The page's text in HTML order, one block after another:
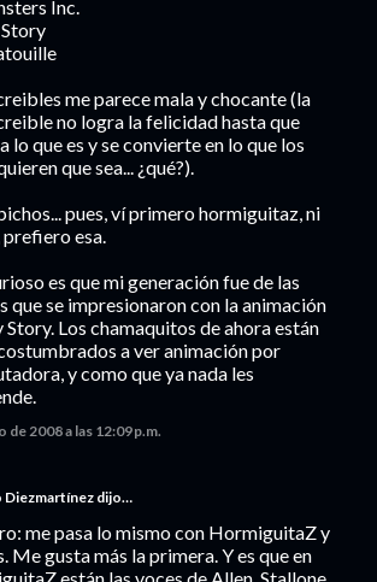
Inc.
me parece mala y chocante (la
no logra la felicidad hasta que
lo que es y se convierte en lo que los
que sea... ¿qué?).
pues, ví primero hormiguitaz, ni
esa.
es que mi generación fue de las
que se impresionaron con la animación
Story. Los chamaquitos de ahora están
a ver animación por
y como que ya nada les
de 2008 a las 12:09 p.m.
Diezmartínez dijo…
me pasa lo mismo con HormiguitaZ y
Me gusta más la primera. Y es que en